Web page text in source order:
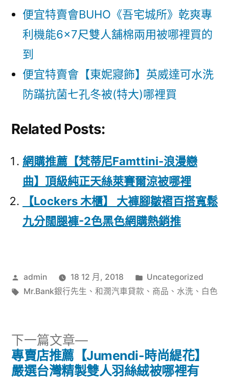
便宜特賣會BUHO《吾宅城所》乾爽專
利機能6×7尺雙人舖棉兩用被哪裡買的
到
便宜特賣會【東妮寢飾】英威達可水洗
防蹣抗菌七孔冬被(特大)哪裡買
Related Posts:
網購推薦【梵蒂尼Famttini-浪漫戀
曲】頂級純正天絲萊賽爾涼被哪裡
【Lockers 木櫃】 大褲腳皺褶百搭寬鬆
九分闊腿褲-2色黑色網購熱銷推
作
者:
admin 18 12 月, 2018
分
類:
Uncategorized
標
Mr.Bank銀行先生 、 和潤汽車貸款 、 商品 、 水洗 、 白色
文
下一篇文章
下
一
篇
專賣店推薦【Jumendi-時尚緹花】
嚴選台灣精製雙人羽絲絨被哪裡有